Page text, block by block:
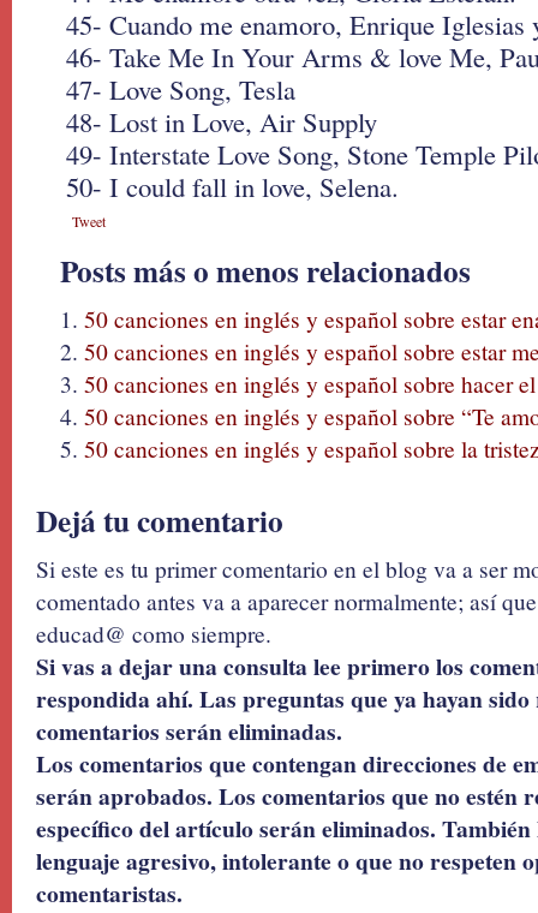
45- Cuando me enamoro, Enrique
46- Take Me In Your Arms & love Me,
47- Love Song, Tesla
48- Lost in Love, Air Supply
49- Interstate Love Song, Stone Temple
50- I could fall in love, Selena.
Tweet
Posts más o menos relacionados
50 canciones en inglés y español sobre estar
50 canciones en inglés y español sobre estar
50 canciones en inglés y español sobre hacer
50 canciones en inglés y español sobre “Te
50 canciones en inglés y español sobre la
Dejá tu comentario
Si este es tu primer comentario en el blog va a ser
comentado antes va a aparecer normalmente; así
educad@ como siempre.
Si vas a dejar una consulta lee primero los
respondida ahí. Las preguntas que ya hayan
comentarios serán eliminadas.
Los comentarios que contengan direcciones de
serán aprobados. Los comentarios que no estén
específico del artículo serán eliminados.
lenguaje agresivo, intolerante o que no respeten
comentaristas.